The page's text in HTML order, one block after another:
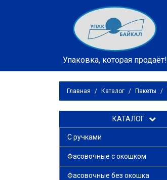
Упаковка, которая продаёт!
Главная / Каталог / Пакеты /
КАТАЛОГ
С ручками
Фасовочные с окошком
Фасовочные без окошка